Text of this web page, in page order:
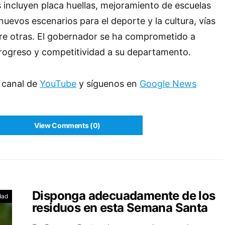
placa huellas, mejoramiento de escuelas
escenarios para el deporte y la cultura, vías
otras. El gobernador se ha comprometido a
y competitividad a su departamento.
de YouTube y síguenos en Google News
View Comments (0)
Disponga adecuadamente de los
residuos en esta Semana Santa